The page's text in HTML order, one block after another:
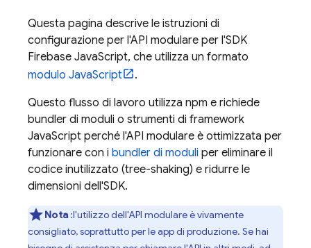
Questa pagina descrive le istruzioni di
configurazione per l'API modulare per l'SDK
Firebase JavaScript, che utilizza un formato
modulo JavaScript
.
Questo flusso di lavoro utilizza npm e richiede
bundler di moduli o strumenti di framework
JavaScript perché l'API modulare è ottimizzata per
funzionare con i bundler di moduli per eliminare il
codice inutilizzato (tree-shaking) e ridurre le
dimensioni dell'SDK.
Nota :l'utilizzo dell'API modulare è vivamente
consigliato, soprattutto per le app di produzione. Se hai